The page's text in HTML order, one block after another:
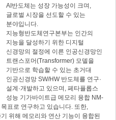
AI반도체는 성장 가능성이 크며,
글로벌 시장을 선도할 수 있는
분야입니다.
지능형반도체연구본부는 인간의
지능을 달성하기 위한 디지털
신경망의 절정에 이른 인공신경망인
트랜스포머(Transformer) 모델을
기반으로 학습할 수 있는 초거대
인공신경망 SW/HW 반도체를 연구·
설계·개발하고 있으며, 페타플롭스
성능 기가바이트급 메모리 융합 NM-
표로 연구하고 있습니다. 또한,
위해 메모리와 연산 기능이 융합된